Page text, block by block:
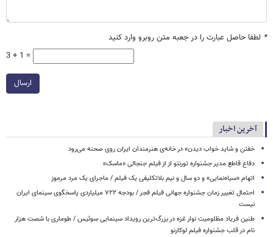
* لطفا حاصل عبارت را در جعبه متن روبرو وارد کنید
3 + 1 =
ارسال
آخرین اخبار
خفتن و شاید خواب دیدن» در خانه‌ی هنرمندان ایران روی صحنه می‌رود
دفاع قاطع مدیر جشنواره تورنتو از از فیلم جنجالی «ماسک»
اتهام «سیاه‌نمایی» و دو سال و نیم بلاتکلیفی یک فیلم / ماجرای یک مرد مرموز
احتمال تغییر زمان جشنواره جهانی فیلم فجر / بودجه ۷۲۲ میلیاردی پاسخگوی سینمای ایران
نیست
طنین فریاد مظلومیت نوار غزه در بزرگ‌ترین رویداد سینمایی سوئیس / طوماری با شصت هزار
نام در قلب جشنواره فیلم لوکارنو